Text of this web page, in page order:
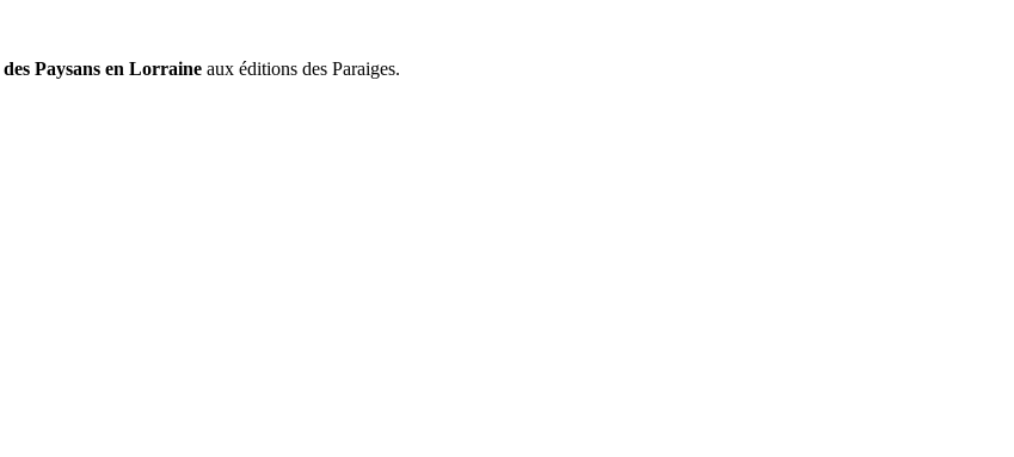
Paysans en Lorraine aux éditions des Paraiges.